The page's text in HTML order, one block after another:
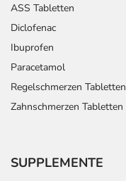
ASS Tabletten
Diclofenac
Ibuprofen
Paracetamol
Regelschmerzen Tabletten
Zahnschmerzen Tabletten
SUPPLEMENTE